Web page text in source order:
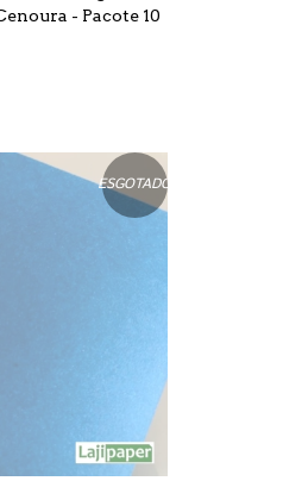
- Pacote 10
ESGOTADO